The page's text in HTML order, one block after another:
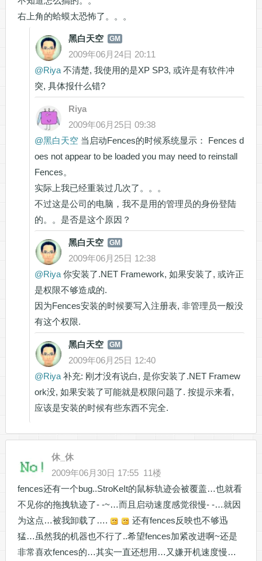
右上角的蛤蟆太恐怖了。。。
黑白天空 GM
2009年06月24日 20:11
@Riya不清楚, 我使用的是XP SP3, 或许是有软件冲
突, 具体报什么错?
Riya
2009年06月25日 09:38
@黑白天空当启动Fences的时候系统显示： Fences d
oes not appear to be loaded you may need to reinstall
Fences。
实际上我已经重装过几次了。。。
不过这是公司的电脑，我不是用的管理员的身份登陆
的。。是否是这个原因？
黑白天空 GM
2009年06月25日 12:38
@Riya你安装了.NET Framework, 如果安装了, 或许正
是权限不够造成的.
因为Fences安装的时候要写入注册表, 非管理员一般没
有这个权限.
黑白天空 GM
2009年06月25日 12:40
@Riya补充: 刚才没有说白, 是你安装了.NET Framew
ork没, 如果安装了可能就是权限问题了. 按提示来看,
应该是安装的时候有些东西不完全.
休_休
2009年06月30日 17:55 11楼
fences还有一个bug..StroKeIt的鼠标轨迹会被覆盖…也就看
不见你的拖拽轨迹了- -~…而且启动速度感觉很慢- -…就因
为这点…被我卸载了….
还有fences反映也不够迅
猛…虽然我的机器也不行了..希望fences加紧改进啊~还是
非常喜欢fences的…其实一直还想用…又嫌开机速度慢…